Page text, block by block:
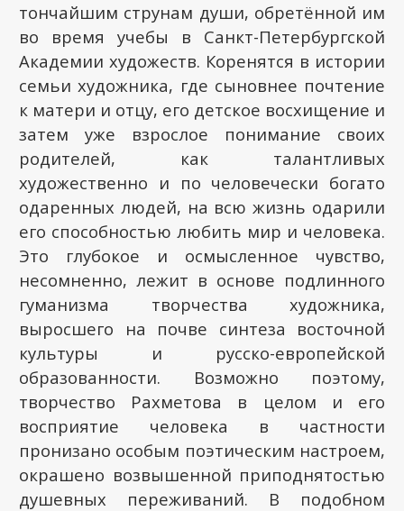
тончайшим струнам души, обретённой им
во время учебы в Санкт-Петербургской
Академии художеств. Коренятся в истории
семьи художника, где сыновнее почтение
к матери и отцу, его детское восхищение и
затем уже взрослое понимание своих
родителей, как талантливых
художественно и по человечески богато
одаренных людей, на всю жизнь одарили
его способностью любить мир и человека.
Это глубокое и осмысленное чувство,
несомненно, лежит в основе подлинного
гуманизма творчества художника,
выросшего на почве синтеза восточной
культуры и русско-европейской
образованности. Возможно поэтому,
творчество Рахметова в целом и его
восприятие человека в частности
пронизано особым поэтическим настроем,
окрашено возвышенной приподнятостью
душевных переживаний. В подобном